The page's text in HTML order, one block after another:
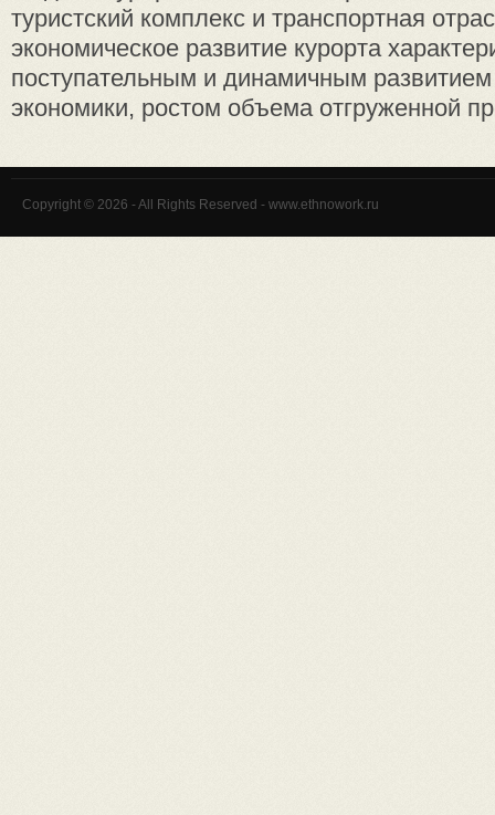
туристский комплекс и транспортная
экономическое развитие курорта
поступательным и динамичным развитием
экономики, ростом объема отгруженной
Copyright © 2026 - All Rights Reserved - www.ethnowork.ru